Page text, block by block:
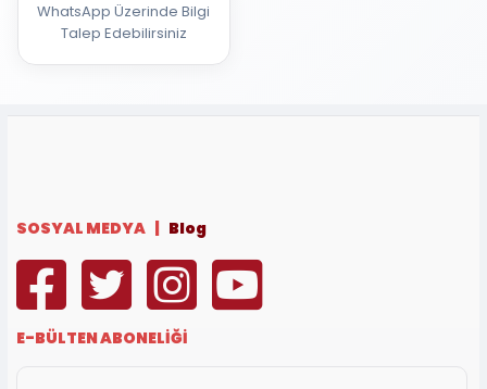
WhatsApp Üzerinde Bilgi
Talep Edebilirsiniz
SOSYAL MEDYA | Blog
E-BÜLTEN ABONELİĞİ